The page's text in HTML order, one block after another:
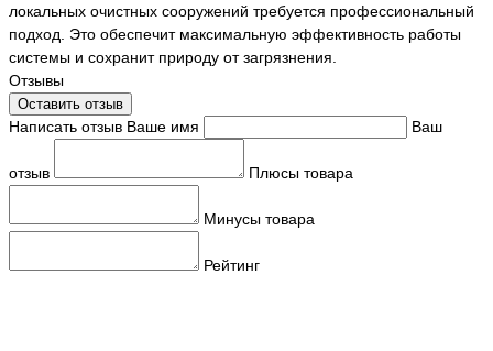
локальных очистных сооружений требуется профессиональный
подход. Это обеспечит максимальную эффективность работы
системы и сохранит природу от загрязнения.
Отзывы
Оставить отзыв
Написать отзыв Ваше имя Ваш
отзыв Плюсы товара
Минусы товара
Рейтинг